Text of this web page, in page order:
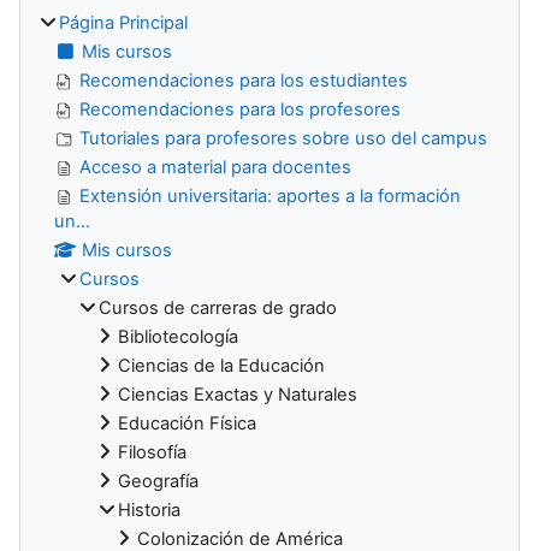
Página Principal
Mis cursos
Recomendaciones para los estudiantes
Recomendaciones para los profesores
Tutoriales para profesores sobre uso del campus
Acceso a material para docentes
Extensión universitaria: aportes a la formación
un...
Mis cursos
Cursos
Cursos de carreras de grado
Bibliotecología
Ciencias de la Educación
Ciencias Exactas y Naturales
Educación Física
Filosofía
Geografía
Historia
Colonización de América